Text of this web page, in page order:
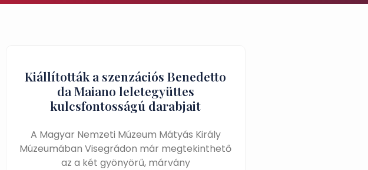
Kiállították a szenzációs Benedetto
da Maiano leletegyüttes
kulcsfontosságú darabjait
A Magyar Nemzeti Múzeum Mátyás Király
Múzeumában Visegrádon már megtekinthető
az a két gyönyörű, márvány